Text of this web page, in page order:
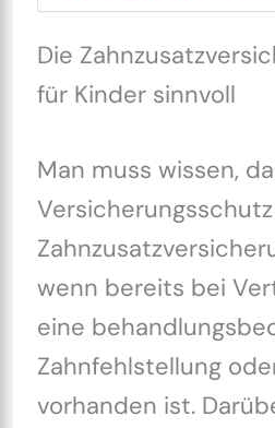
Die
für Kinder sinnvoll
Man muss wissen,
wenn bereits bei
eine
Zahnfehlstellung
vorhanden ist.